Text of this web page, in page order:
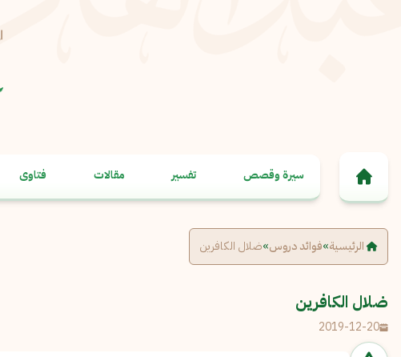
سيرة وقصص تفسير مقالات فتاوى
الرئيسية»فوائد دروس»ضلال الكافرين
ضلال الكافرين
2019-12-20
البريد